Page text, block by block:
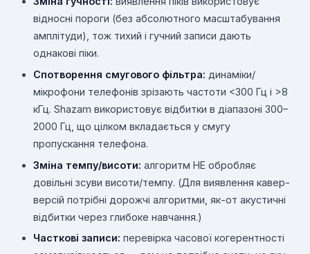
відносні пороги (без абсолютного масштабування
амплітуди), тож тихий і гучний записи дають
однакові піки.
Спотворення смугового фільтра: динаміки/
мікрофони телефонів зрізають частоти <300 Гц і >8
кГц. Shazam використовує відбитки в діапазоні 300–
2000 Гц, що цілком вкладається у смугу
пропускання телефона.
Зміна темпу/висоти: алгоритм НЕ обробляє
довільні зсуви висоти/темпу. (Для виявлення кавер-
версій потрібні дорожчі алгоритми, як-от акустичні
відбитки через глибоке навчання.)
Часткові записи: перевірка часової когерентності